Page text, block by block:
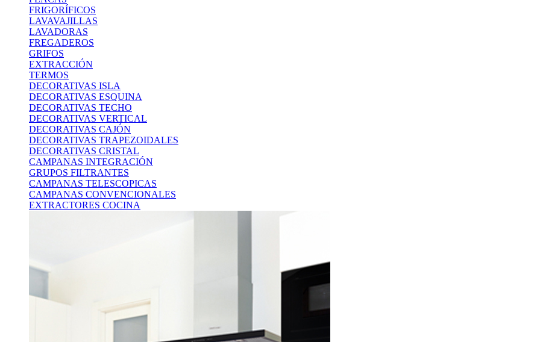
FRIGORÍFICOS
LAVAVAJILLAS
LAVADORAS
FREGADEROS
GRIFOS
EXTRACCIÓN
TERMOS
DECORATIVAS ISLA
DECORATIVAS ESQUINA
DECORATIVAS TECHO
DECORATIVAS VERTICAL
DECORATIVAS CAJÓN
DECORATIVAS TRAPEZOIDALES
DECORATIVAS CRISTAL
CAMPANAS INTEGRACIÓN
GRUPOS FILTRANTES
CAMPANAS TELESCOPICAS
CAMPANAS CONVENCIONALES
EXTRACTORES COCINA